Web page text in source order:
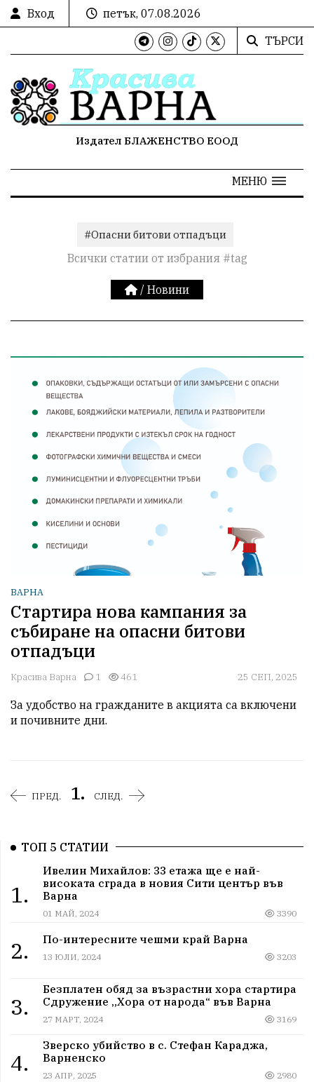
Вход
петък, 07.08.2026
ТЪРСИ
Издател БЛАЖЕНСТВО ЕООД
МЕНЮ
#Опасни битови отпадъци
Всички статии от избрания #tag
/ Новини
ВАРНА
Стартира нова кампания за
събиране на опасни битови
отпадъци
Красива Варна 1 461 25 СЕП, 2025
За удобство на гражданите в акцията са включени
и почивните дни.
ПРЕД. 1. СЛЕД.
ТОП 5 СТАТИИ
1.
Ивелин Михайлов: 33 етажа ще е най-
високата сграда в новия Сити център във
Варна
01 МАЙ, 2024 3390
2. По-интересните чешми край Варна
13 ЮЛИ, 2024 3203
3.
Безплатен обяд за възрастни хора стартира
Сдружение „Хора от народа“ във Варна
27 МАРТ, 2024 3169
4.
Зверско убийство в с. Стефан Караджа,
Варненско
23 АПР, 2025 2980